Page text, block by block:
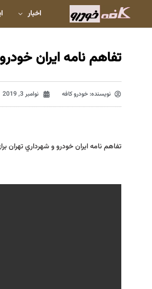
اخبار
تفاهم نامه ايران
نویسنده: خودرو کافه نوامبر 3, 2019
تفاهم نامه ايران خودرو و شهرداري تهران براي نوسازي